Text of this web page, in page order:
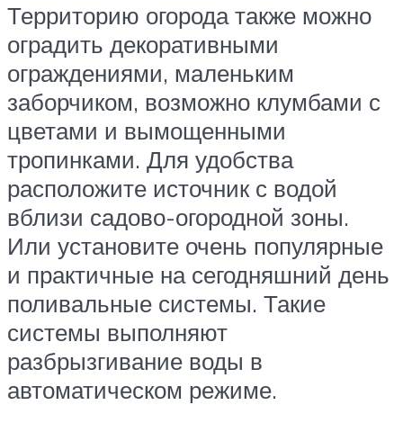
Территорию огорода также можно
оградить декоративными
ограждениями, маленьким
заборчиком, возможно клумбами с
цветами и вымощенными
тропинками. Для удобства
расположите источник с водой
вблизи садово-огородной зоны.
Или установите очень популярные
и практичные на сегодняшний день
поливальные системы. Такие
системы выполняют
разбрызгивание воды в
автоматическом режиме.